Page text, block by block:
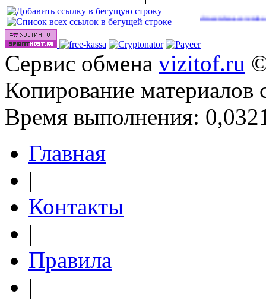
|http://onlinevideos.cc/go/out.php(43)|http://onlinevideos.cc/videos/(45)|
Сервис обмена vizitof.ru
Копирование материалов
Время выполнения:
Главная
|
Контакты
|
Правила
|